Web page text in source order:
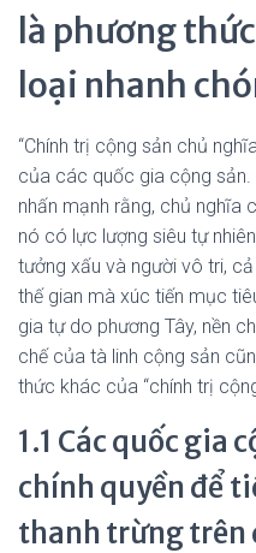
là phương
loại nhanh
“Chính trị cộng sản chủ
của các quốc gia cộng sản.
nhấn mạnh rằng, chủ nghĩa
nó có lực lượng siêu tự
tưởng xấu và người vô tri,
thế gian mà xúc tiến mục
gia tự do phương Tây, nền
chế của tà linh cộng sản
thức khác của “chính trị
1.1 Các quốc gia
chính quyền để
thanh trừng trên